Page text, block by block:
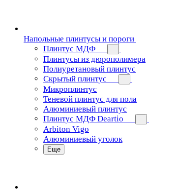
Напольные плинтусы и пороги
Плинтус МДФ
Плинтусы из дюрополимера
Полиуретановый плинтус
Скрытый плинтус
Микроплинтус
Теневой плинтус для пола
Алюминиевый плинтус
Плинтус МДФ Deartio
Arbiton Vigo
Алюминиевый уголок
Еще